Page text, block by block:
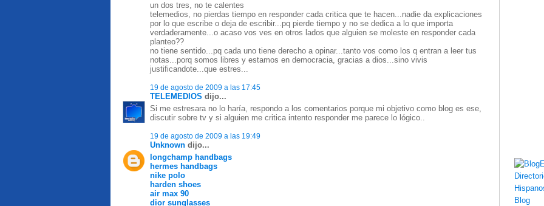
un dos tres, no te calentes
telemedios, no pierdas tiempo en responder cada critica que te hacen...nadie da explicaciones
por lo que escribe o deja de escribir...pq pierde tiempo y no se dedica a lo que importa
verdaderamente...o acaso vos ves en otros lados que alguien se moleste en responder cada
planteo??
no tiene sentido...pq cada uno tiene derecho a opinar...tanto vos como los q entran a leer tus
notas...porq somos libres y estamos en democracia, gracias a dios...sino vivis
justificandote...que estres...
19 de agosto de 2009 a las 17:45
TELEMEDIOS dijo...
Si me estresara no lo haría, respondo a los comentarios porque mi objetivo como blog es ese,
discutir sobre tv y si alguien me critica intento responder me parece lo lógico..
19 de agosto de 2009 a las 19:49
Unknown dijo...
longchamp handbags
hermes handbags
nike polo
harden shoes
air max 90
dior sunglasses